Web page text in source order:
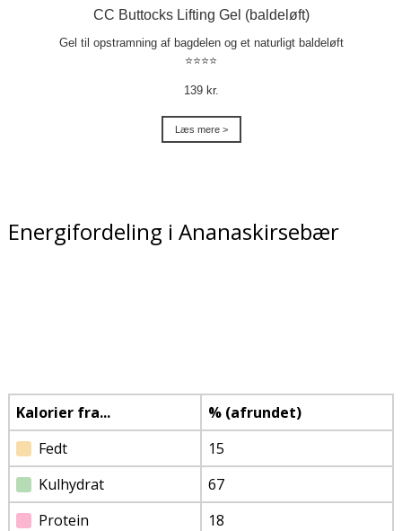
CC Buttocks Lifting Gel (baldeløft)
Gel til opstramning af bagdelen og et naturligt baldeløft
⭐⭐⭐⭐
139 kr.
Læs mere >
Energifordeling i Ananaskirsebær
Kalorier fra...
% (afrundet)
Fedt
15
Kulhydrat
67
Protein
18